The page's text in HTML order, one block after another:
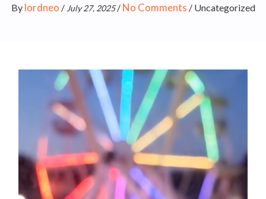
By lordneo / July 27, 2025/ No Comments / Uncategorized